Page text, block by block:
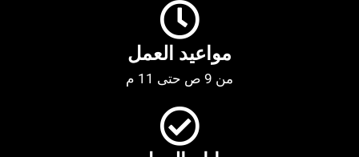
مواعيد العمل
من 9 ص حتى 11 م​